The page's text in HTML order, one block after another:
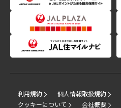
利用規約 個人情報取扱規約
クッキーについて
会社概要